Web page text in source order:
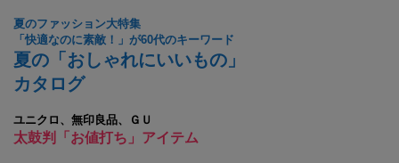
夏のファッション大特集
「快適なのに素敵！」が60代のキーワード
夏の「おしゃれにいいもの」
カタログ
ユニクロ、無印良品、ＧＵ
太鼓判「お値打ち」アイテム